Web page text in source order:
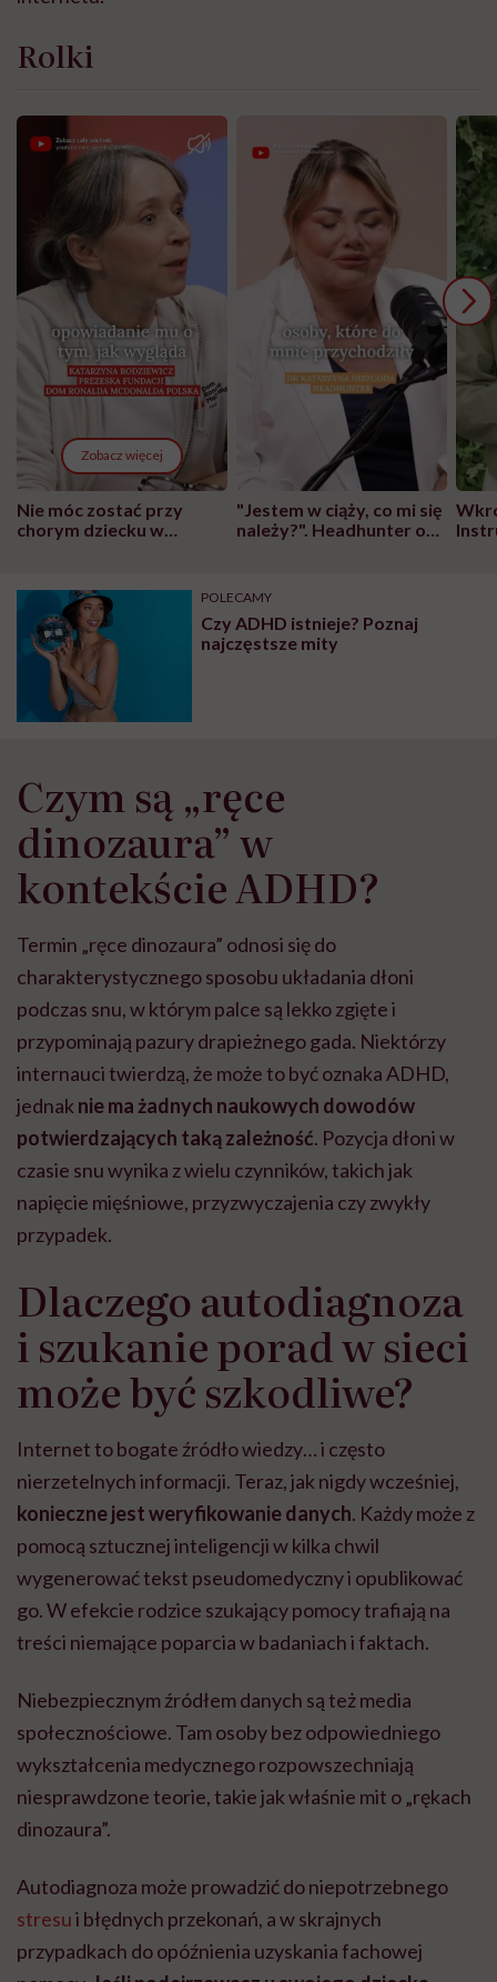
Rolki
Zobacz więcej
Nie móc zostać przy
chorym dziecku w
może chyba tylko
głupota i brak
wyobraźni"
"Jestem w ciąży, co mi się
należy?". Headhunter o
pracy
POLECAMY
Czy ADHD istnieje? Poznaj
najczęstsze mity
Czym są „ręce
dinozaura” w
kontekście ADHD?
Termin „ręce dinozaura” odnosi się do
charakterystycznego sposobu układania dłoni
podczas snu, w którym palce są lekko zgięte i
przypominają pazury drapieżnego gada. Niektórzy
internauci twierdzą, że może to być oznaka ADHD,
jednak nie ma żadnych naukowych dowodów
potwierdzających taką zależność. Pozycja dłoni w
czasie snu wynika z wielu czynników, takich jak
napięcie mięśniowe, przyzwyczajenia czy zwykły
przypadek.
Dlaczego autodiagnoza
i szukanie porad w sieci
może być szkodliwe?
Internet to bogate źródło wiedzy… i często
nierzetelnych informacji. Teraz, jak nigdy wcześniej,
konieczne jest weryfikowanie danych. Każdy może z
pomocą sztucznej inteligencji w kilka chwil
wygenerować tekst pseudomedyczny i opublikować
go. W efekcie rodzice szukający pomocy trafiają na
treści niemające poparcia w badaniach i faktach.
Niebezpiecznym źródłem danych są też media
społecznościowe. Tam osoby bez odpowiedniego
wykształcenia medycznego rozpowszechniają
niesprawdzone teorie, takie jak właśnie mit o „rękach
dinozaura”.
Autodiagnoza może prowadzić do niepotrzebnego
stresui błędnych przekonań, a w skrajnych
przypadkach do opóźnienia uzyskania fachowej